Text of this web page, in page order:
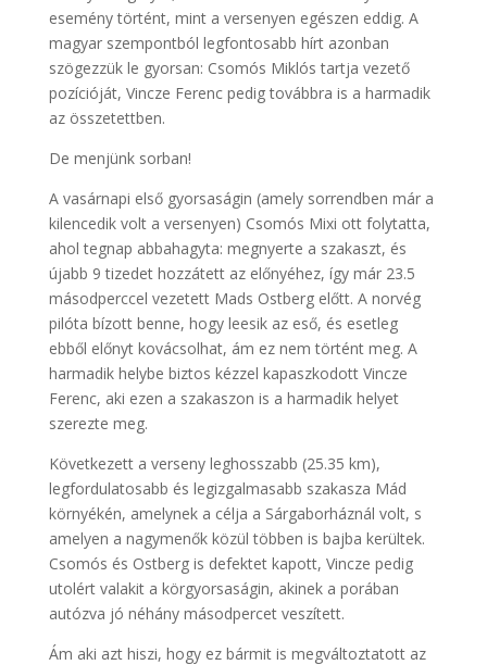
esemény történt, mint a versenyen egészen eddig. A
magyar szempontból legfontosabb hírt azonban
szögezzük le gyorsan: Csomós Miklós tartja vezető
pozícióját, Vincze Ferenc pedig továbbra is a harmadik
az összetettben.
De menjünk sorban!
A vasárnapi első gyorsaságin (amely sorrendben már a
kilencedik volt a versenyen) Csomós Mixi ott folytatta,
ahol tegnap abbahagyta: megnyerte a szakaszt, és
újabb 9 tizedet hozzátett az előnyéhez, így már 23.5
másodperccel vezetett Mads Ostberg előtt. A norvég
pilóta bízott benne, hogy leesik az eső, és esetleg
ebből előnyt kovácsolhat, ám ez nem történt meg. A
harmadik helybe biztos kézzel kapaszkodott Vincze
Ferenc, aki ezen a szakaszon is a harmadik helyet
szerezte meg.
Következett a verseny leghosszabb (25.35 km),
legfordulatosabb és legizgalmasabb szakasza Mád
környékén, amelynek a célja a Sárgaborháznál volt, s
amelyen a nagymenők közül többen is bajba kerültek.
Csomós és Ostberg is defektet kapott, Vincze pedig
utolért valakit a körgyorsaságin, akinek a porában
autózva jó néhány másodpercet veszített.
Ám aki azt hiszi, hogy ez bármit is megváltoztatott az